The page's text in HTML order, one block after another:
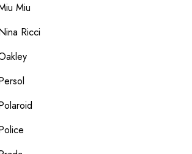
Miu
Ricci